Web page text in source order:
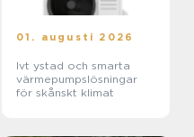
01. augusti 2026
Ivt ystad och smarta
värmepumpslösningar
för skånskt klimat